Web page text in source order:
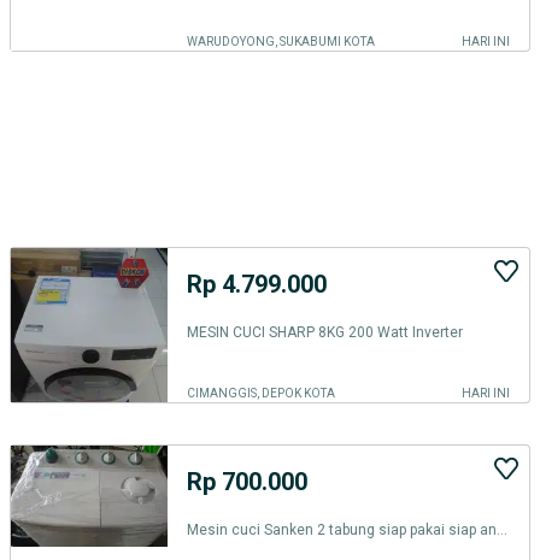
WARUDOYONG, SUKABUMI KOTA HARI INI
Rp 4.799.000
MESIN CUCI SHARP 8KG 200 Watt Inverter
CIMANGGIS, DEPOK KOTA HARI INI
Rp 700.000